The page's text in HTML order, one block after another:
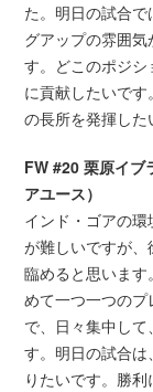
た。明日の試合
グアップの雰囲
す。どこのポジ
に貢献したいで
の長所を発揮した
FW #20 栗原イブ
アユース）
インド・ゴアの
が難しいですが
臨めると思いま
めて一つ一つの
で、日々集中し
す。明日の試合
りたいです。勝